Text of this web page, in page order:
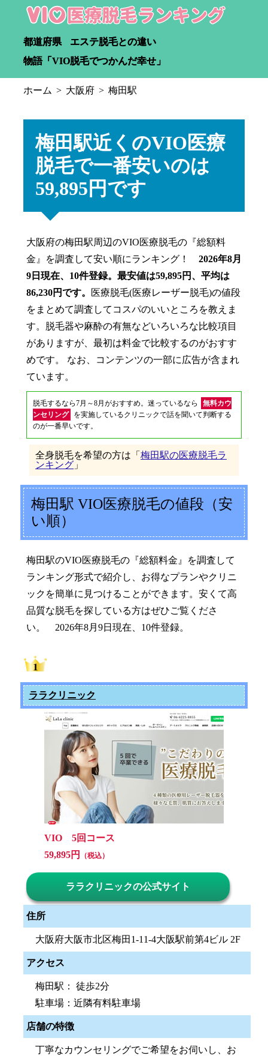
都道府県
エステ脱毛との違い
物語「VIO脱毛でつかんだ幸せ」
ホーム 大阪府 梅田駅
梅田駅近くのVIO医療
脱毛で一番安いのは
59,895円です
大阪府の梅田駅周辺のVIO医療脱毛の『総額料
金』を調査して安い順にランキング！ 2026年8月
9日現在、10件登録。最安値は59,895円、平均は
86,230円です。
医療脱毛(医療レーザー脱毛)の値段
をまとめて調査してコスパのいいところを教えま
す。脱毛器や麻酔の有無などいろいろな比較項目
がありますが、最初は料金で比較するのがおすす
めです。 なお、コンテンツの一部に広告が含まれ
ています。
脱毛するなら7月～8月がおすすめ。迷っているなら
無料カウ
ンセリング
を実施しているクリニックで話を聞いて判断する
のが一番早いです。
全身脱毛を希望の方は「 梅田駅の医療脱毛ラ
ンキング 」
梅田駅 VIO医療脱毛の値段（安
い順）
梅田駅のVIO医療脱毛の『総額料金』を調査して
ランキング形式で紹介し、お得なプランやクリニ
ックを簡単に見つけることができます。安くて高
品質な脱毛を探している方はぜひご覧くださ
い。 2026年8月9日現在、10件登録。
ララクリニック
VIO 5回コース
59,895円
（税込）
ララクリニックの公式サイト
住所
大阪府大阪市北区梅田1-11-4大阪駅前第4ビル 2F
アクセス
梅田駅： 徒歩2分
駐車場：近隣有料駐車場
店舗の特徴
丁寧なカウンセリングでご希望をお伺いし、お